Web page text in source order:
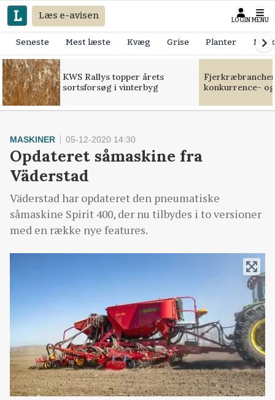
Læs e-avisen LOGIN MENU
Seneste Mest læste Kvæg Grise Planter
KWS Rallys topper årets
sortsforsøg i vinterbyg
konkurrence-
MASKINER 05-12-2020 14:30
Opdateret såmaskine fra
Väderstad
Väderstad har opdateret den pneumatiske
såmaskine Spirit 400, der nu tilbydes i to versioner
med en række nye features.